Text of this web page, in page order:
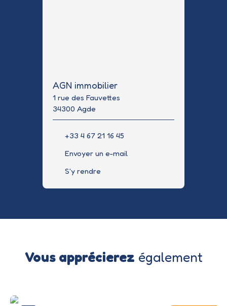
AGN immobilier
1 rue des Fauvettes
34300 Agde
+33 4 67 21 16 45
Envoyer un e-mail
S'y rendre
Vous apprécierez également